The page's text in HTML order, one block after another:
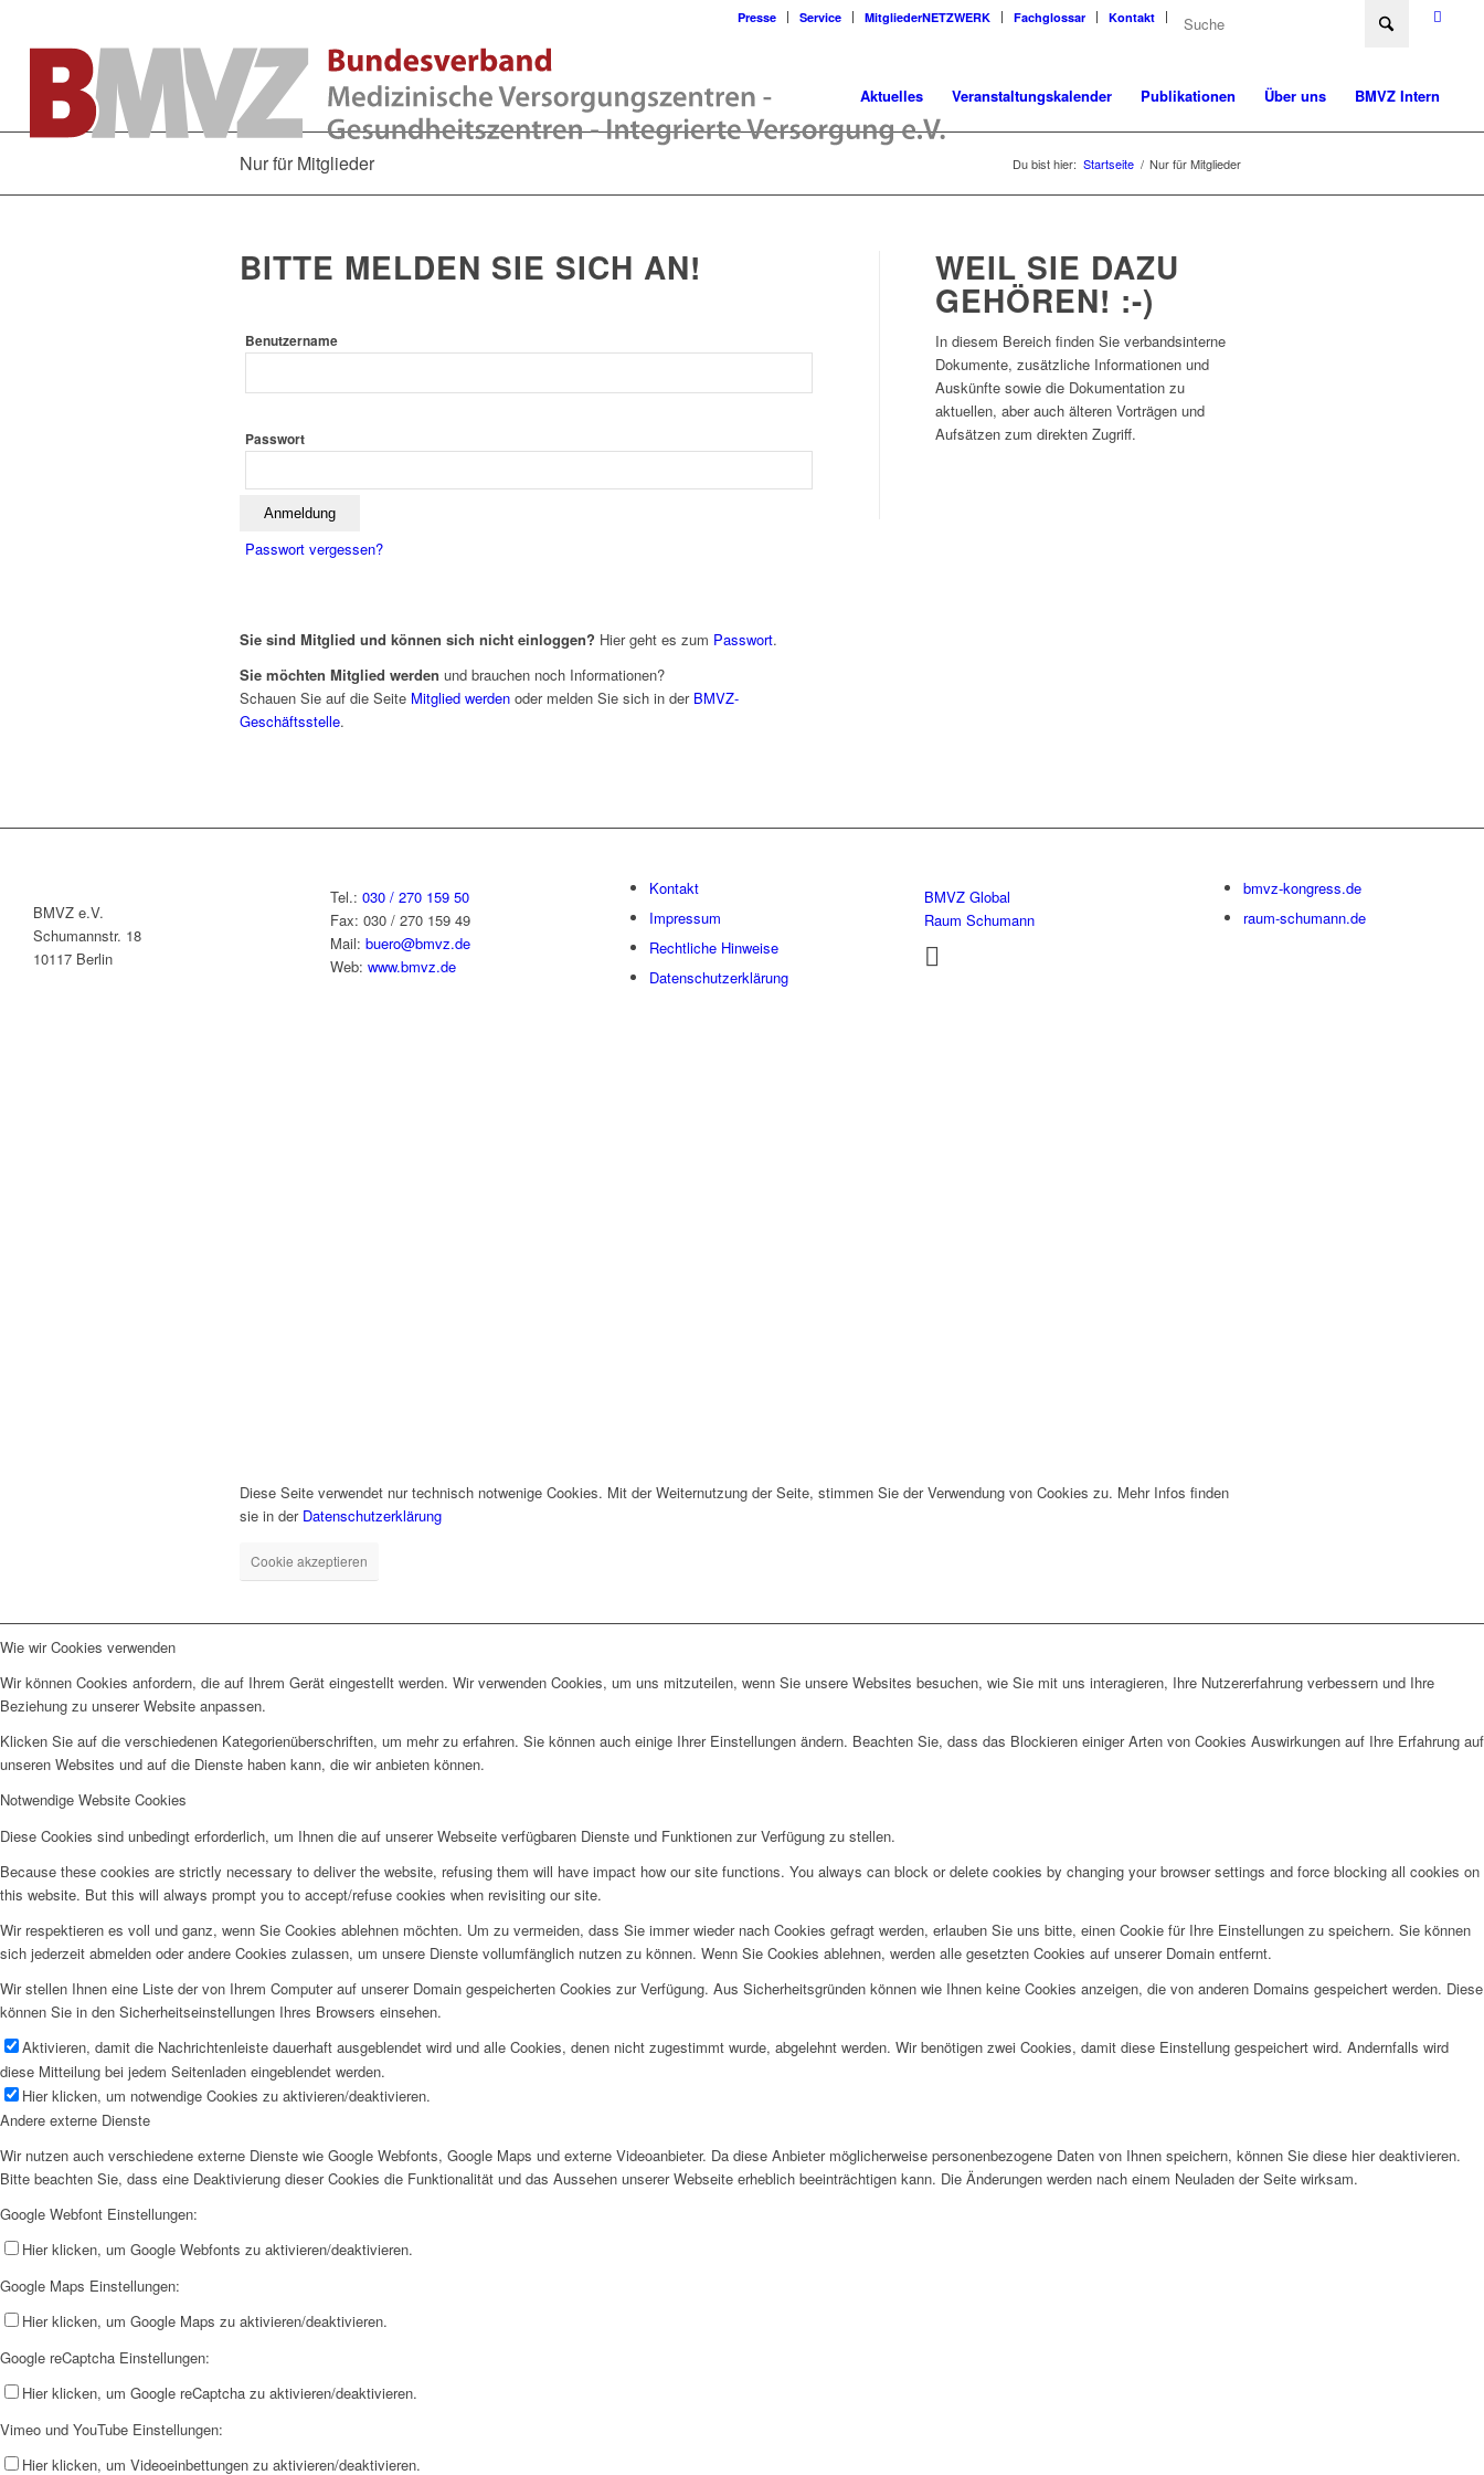
Presse Service MitgliederNETZWERK Fachglossar Kontakt
Aktuelles Veranstaltungskalender Publikationen Über uns BMVZ Intern
Nur für Mitglieder Du bist hier: Startseite / Nur für Mitglieder
BITTE MELDEN SIE SICH AN!
Benutzername
Passwort
Passwort vergessen?
Sie sind Mitglied und können sich nicht einloggen? Hier geht es zum Passwort.
Sie möchten Mitglied werden und brauchen noch Informationen?
Schauen Sie auf die Seite Mitglied werden oder melden Sie sich in der BMVZ-
Geschäftsstelle.
WEIL SIE DAZU
GEHÖREN! :-)
In diesem Bereich finden Sie verbandsinterne
Dokumente, zusätzliche Informationen und
Auskünfte sowie die Dokumentation zu
aktuellen, aber auch älteren Vorträgen und
Aufsätzen zum direkten Zugriff.
BMVZ e.V.
Schumannstr. 18
10117 Berlin
Tel.: 030 / 270 159 50
Fax: 030 / 270 159 49
Mail: buero@bmvz.de
Web: www.bmvz.de
Kontakt
Impressum
Rechtliche Hinweise
Datenschutzerklärung
BMVZ Global
Raum Schumann
bmvz-kongress.de
raum-schumann.de
Diese Seite verwendet nur technisch notwenige Cookies. Mit der Weiternutzung der Seite, stimmen Sie der Verwendung von Cookies zu. Mehr Infos finden
sie in der Datenschutzerklärung
Cookie akzeptieren
Wie wir Cookies verwenden
Wir können Cookies anfordern, die auf Ihrem Gerät eingestellt werden. Wir verwenden Cookies, um uns mitzuteilen, wenn Sie unsere Websites besuchen, wie Sie mit uns interagieren, Ihre Nutzererfahrung verbessern und Ihre
Beziehung zu unserer Website anpassen.
Klicken Sie auf die verschiedenen Kategorienüberschriften, um mehr zu erfahren. Sie können auch einige Ihrer Einstellungen ändern. Beachten Sie, dass das Blockieren einiger Arten von Cookies Auswirkungen auf Ihre Erfahrung auf
unseren Websites und auf die Dienste haben kann, die wir anbieten können.
Notwendige Website Cookies
Diese Cookies sind unbedingt erforderlich, um Ihnen die auf unserer Webseite verfügbaren Dienste und Funktionen zur Verfügung zu stellen.
Because these cookies are strictly necessary to deliver the website, refusing them will have impact how our site functions. You always can block or delete cookies by changing your browser settings and force blocking all cookies on
this website. But this will always prompt you to accept/refuse cookies when revisiting our site.
Wir respektieren es voll und ganz, wenn Sie Cookies ablehnen möchten. Um zu vermeiden, dass Sie immer wieder nach Cookies gefragt werden, erlauben Sie uns bitte, einen Cookie für Ihre Einstellungen zu speichern. Sie können
sich jederzeit abmelden oder andere Cookies zulassen, um unsere Dienste vollumfänglich nutzen zu können. Wenn Sie Cookies ablehnen, werden alle gesetzten Cookies auf unserer Domain entfernt.
Wir stellen Ihnen eine Liste der von Ihrem Computer auf unserer Domain gespeicherten Cookies zur Verfügung. Aus Sicherheitsgründen können wie Ihnen keine Cookies anzeigen, die von anderen Domains gespeichert werden. Diese
können Sie in den Sicherheitseinstellungen Ihres Browsers einsehen.
Aktivieren, damit die Nachrichtenleiste dauerhaft ausgeblendet wird und alle Cookies, denen nicht zugestimmt wurde, abgelehnt werden. Wir benötigen zwei Cookies, damit diese Einstellung gespeichert wird. Andernfalls wird
diese Mitteilung bei jedem Seitenladen eingeblendet werden.
Hier klicken, um notwendige Cookies zu aktivieren/deaktivieren.
Andere externe Dienste
Wir nutzen auch verschiedene externe Dienste wie Google Webfonts, Google Maps und externe Videoanbieter. Da diese Anbieter möglicherweise personenbezogene Daten von Ihnen speichern, können Sie diese hier deaktivieren.
Bitte beachten Sie, dass eine Deaktivierung dieser Cookies die Funktionalität und das Aussehen unserer Webseite erheblich beeinträchtigen kann. Die Änderungen werden nach einem Neuladen der Seite wirksam.
Google Webfont Einstellungen:
Hier klicken, um Google Webfonts zu aktivieren/deaktivieren.
Google Maps Einstellungen:
Hier klicken, um Google Maps zu aktivieren/deaktivieren.
Google reCaptcha Einstellungen:
Hier klicken, um Google reCaptcha zu aktivieren/deaktivieren.
Vimeo und YouTube Einstellungen:
Hier klicken, um Videoeinbettungen zu aktivieren/deaktivieren.